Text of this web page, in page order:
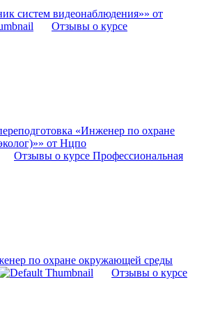
систем видеонаблюдения»» от
Отзывы о курсе
«Инженер по охране
от Нцпо
Отзывы о курсе Профессиональная
по охране окружающей среды
Отзывы о курсе